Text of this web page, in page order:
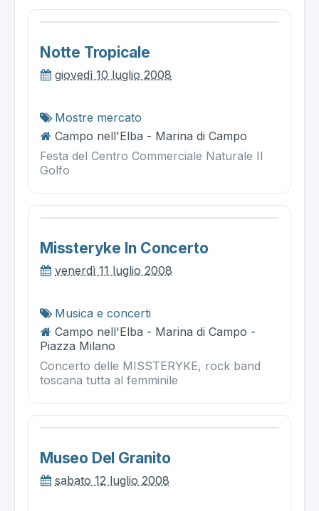
Notte Tropicale
giovedì 10 luglio 2008
Mostre mercato
Campo nell'Elba - Marina di Campo
Festa del Centro Commerciale Naturale Il
Golfo
Missteryke In Concerto
venerdì 11 luglio 2008
Musica e concerti
Campo nell'Elba - Marina di Campo -
Piazza Milano
Concerto delle MISSTERYKE, rock band
toscana tutta al femminile
Museo Del Granito
sabato 12 luglio 2008